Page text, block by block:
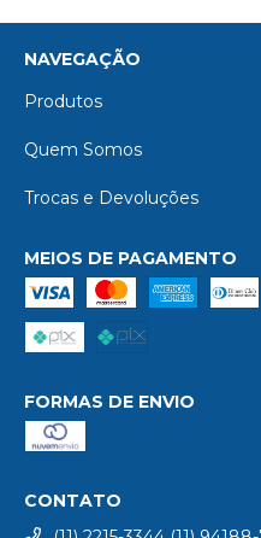
NAVEGAÇÃO
Produtos
Quem Somos
Trocas e Devoluções
MEIOS DE PAGAMENTO
FORMAS DE ENVIO
CONTATO